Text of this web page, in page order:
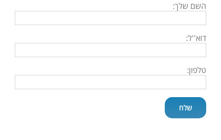
השם שלך:
דוא''ל:
טלפון: